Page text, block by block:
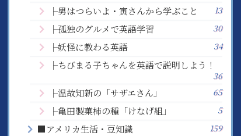
├男はつらいよ・寅さんから学ぶこと 13
├孤独のグルメで英語学習 30
├妖怪に教わる英語 34
├ちびまる子ちゃんを英語で説明しよう！
36
├温故知新の「サザエさん」 65
├亀田製菓柿の種「けなげ組」 5
■アメリカ生活・豆知識 159